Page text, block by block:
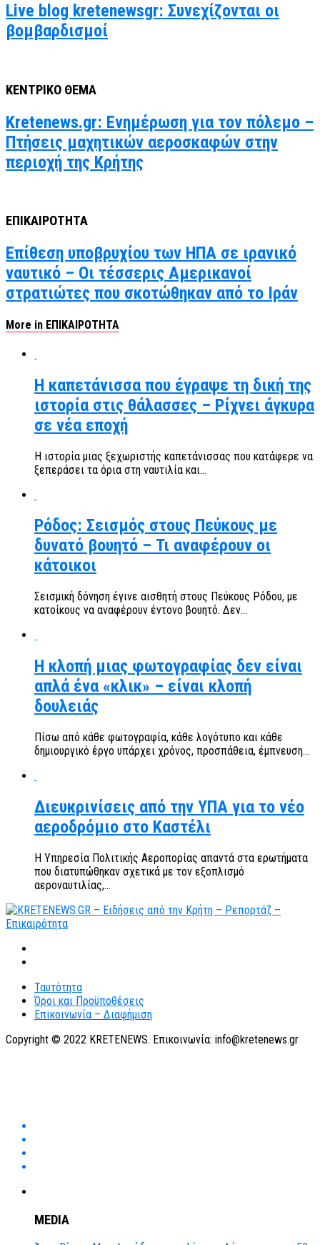
Live blog kretenewsgr: Συνεχίζονται οι
βομβαρδισμοί
ΚΕΝΤΡΙΚΟ ΘΕΜΑ
Kretenews.gr: Ενημέρωση για τον πόλεμο –
Πτήσεις μαχητικών αεροσκαφών στην
περιοχή της Κρήτης
ΕΠΙΚΑΙΡΟΤΗΤΑ
Επίθεση υποβρυχίου των ΗΠΑ σε ιρανικό
ναυτικό – Οι τέσσερις Αμερικανοί
στρατιώτες που σκοτώθηκαν από το Ιράν
More in ΕΠΙΚΑΙΡΟΤΗΤΑ
Η καπετάνισσα που έγραψε τη δική της
ιστορία στις θάλασσες – Ρίχνει άγκυρα
σε νέα εποχή
Η ιστορία μιας ξεχωριστής καπετάνισσας που κατάφερε να
ξεπεράσει τα όρια στη ναυτιλία και...
Ρόδος: Σεισμός στους Πεύκους με
δυνατό βουητό – Τι αναφέρουν οι
κάτοικοι
Σεισμική δόνηση έγινε αισθητή στους Πεύκους Ρόδου, με
κατοίκους να αναφέρουν έντονο βουητό. Δεν...
Η κλοπή μιας φωτογραφίας δεν είναι
απλά ένα «κλικ» – είναι κλοπή
δουλειάς
Πίσω από κάθε φωτογραφία, κάθε λογότυπο και κάθε
δημιουργικό έργο υπάρχει χρόνος, προσπάθεια, έμπνευση...
Διευκρινίσεις από την ΥΠΑ για το νέο
αεροδρόμιο στο Καστέλι
Η Υπηρεσία Πολιτικής Αεροπορίας απαντά στα ερωτήματα
που διατυπώθηκαν σχετικά με τον εξοπλισμό
αεροναυτιλίας,...
Ταυτότητα
Όροι και Προϋποθέσεις
Επικοινωνία – Διαφήμιση
Copyright © 2022 KRETENEWS. Επικοινωνία: info@kretenews.gr
MEDIA